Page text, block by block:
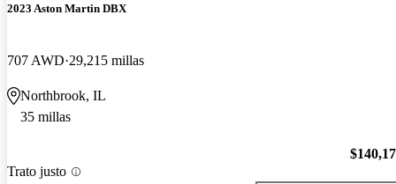
2023 Aston Martin DBX
707 AWD 29,215 millas
Northbrook, IL
35 millas
Trato justo